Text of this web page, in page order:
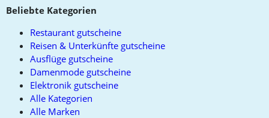
Beliebte Kategorien
Restaurant gutscheine
Reisen & Unterkünfte gutscheine
Ausflüge gutscheine
Damenmode gutscheine
Elektronik gutscheine
Alle Kategorien
Alle Marken